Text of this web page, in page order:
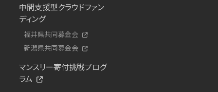
中間支援型クラウドファン
ディング
福井県共同募金会
新潟県共同募金会
マンスリー寄付挑戦プログ
ラム